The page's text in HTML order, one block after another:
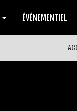
ÉVÉNEMENTIEL